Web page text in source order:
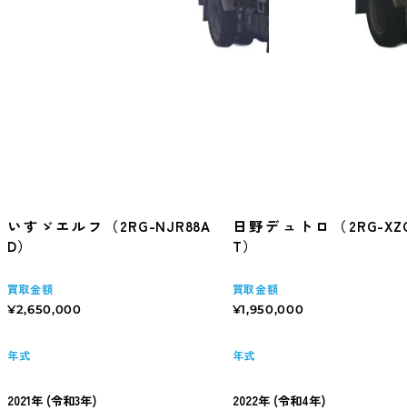
いすゞエルフ（2RG-NJR88A
D）
買取金額
¥2,650,000
年式
2021年 (令和3年)
日野デュトロ（2RG-
T）
買取金額
¥1,950,000
年式
2022年 (令和4年)